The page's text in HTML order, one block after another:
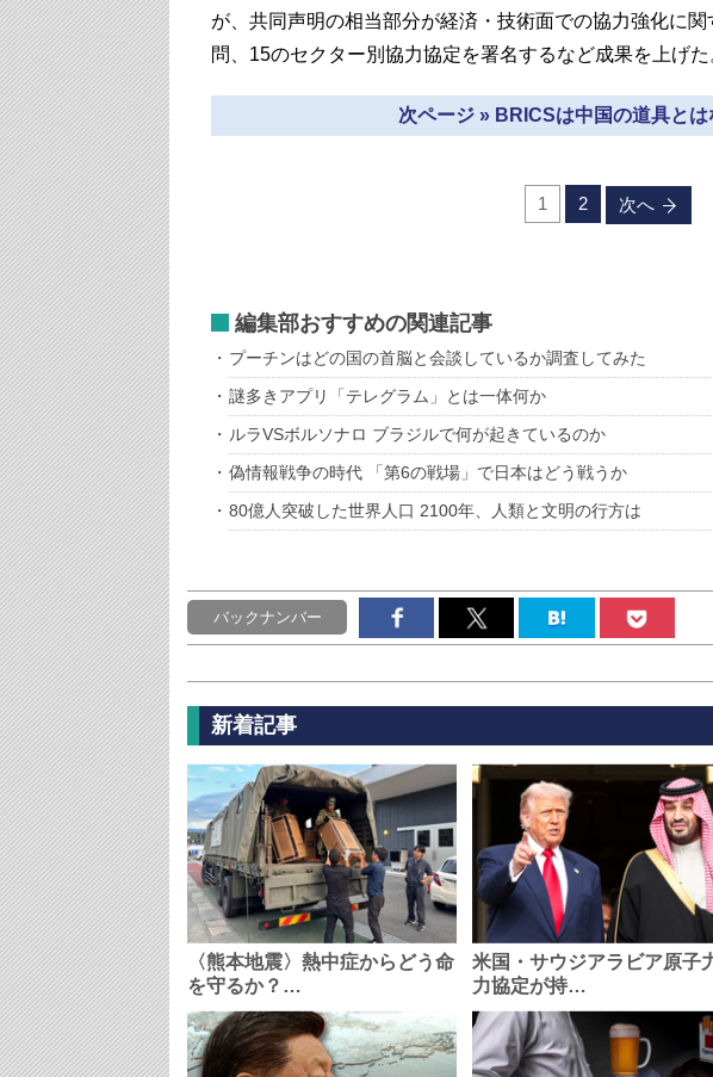
が、共同声明の相当部分が経済・技術面での協力強化に
問、15のセクター別協力協定を署名するなど成果を上げた
次ページ » BRICSは中国の道具とは
1 2 次へ
編集部おすすめの関連記事
プーチンはどの国の首脳と会談しているか調査してみた
謎多きアプリ「テレグラム」とは一体何か
ルラVSボルソナロ ブラジルで何が起きているのか
偽情報戦争の時代 「第6の戦場」で日本はどう戦うか
80億人突破した世界人口 2100年、人類と文明の行方は
バックナンバー
新着記事
〈熊本地震〉熱中症からどう命
を守るか？…
米国・サウジアラビア原子
力協定が持…